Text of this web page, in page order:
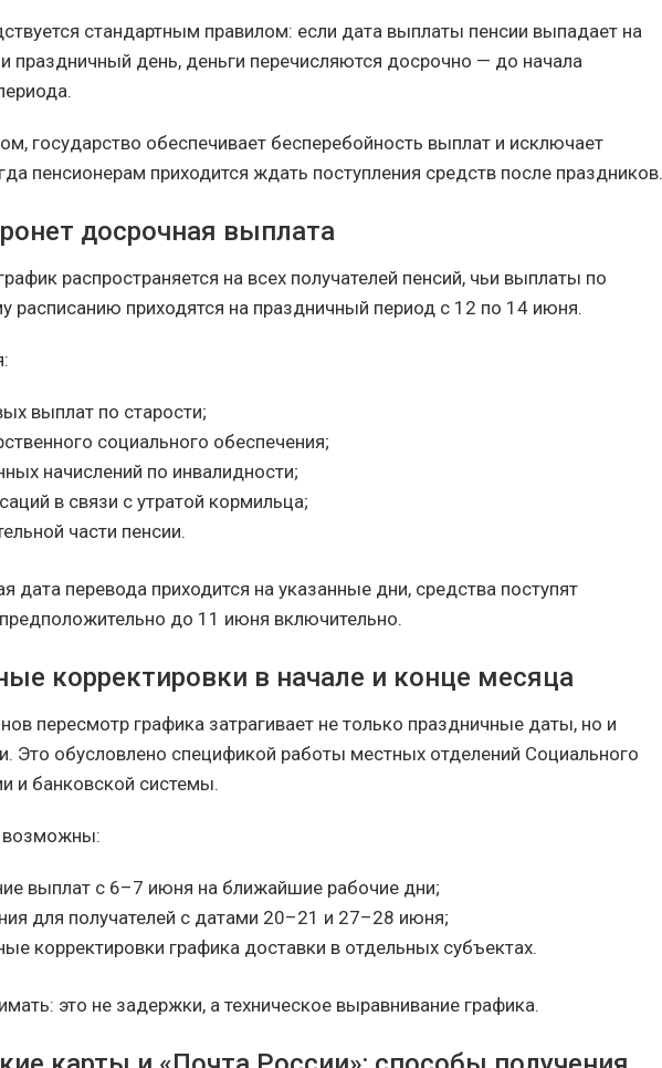
стандартным правилом: если дата выплаты пенсии выпадает на
праздничный день, деньги перечисляются досрочно — до начала
государство обеспечивает бесперебойность выплат и исключает
пенсионерам приходится ждать поступления средств после праздников.
досрочная выплата
распространяется на всех получателей пенсий, чьи выплаты по
расписанию приходятся на праздничный период с 12 по 14 июня.
выплат по старости;
социального обеспечения;
начислений по инвалидности;
в связи с утратой кормильца;
части пенсии.
дата перевода приходится на указанные дни, средства поступят
до 11 июня включительно.
корректировки в начале и конце месяца
пересмотр графика затрагивает не только праздничные даты, но и
Это обусловлено спецификой работы местных отделений Социального
и банковской системы.
возможны:
выплат с 6–7 июня на ближайшие рабочие дни;
для получателей с датами 20–21 и 27–28 июня;
корректировки графика доставки в отдельных субъектах.
это не задержки, а техническое выравнивание графика.